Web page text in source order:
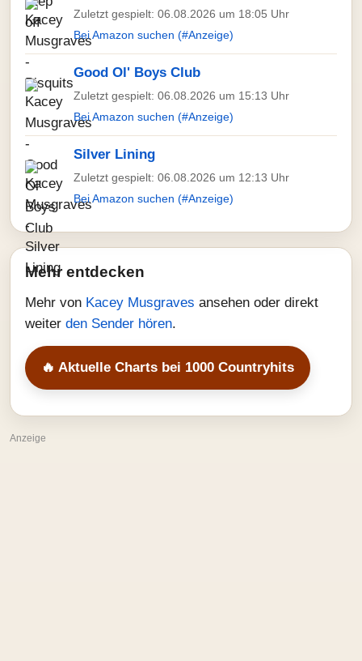
Zuletzt gespielt: 06.08.2026 um 18:05 Uhr
Bei Amazon suchen (#Anzeige)
Good Ol' Boys Club
Zuletzt gespielt: 06.08.2026 um 15:13 Uhr
Bei Amazon suchen (#Anzeige)
Silver Lining
Zuletzt gespielt: 06.08.2026 um 12:13 Uhr
Bei Amazon suchen (#Anzeige)
Mehr entdecken
Mehr von Kacey Musgraves ansehen oder direkt
weiter den Sender hören.
🔥 Aktuelle Charts bei 1000 Countryhits
Anzeige